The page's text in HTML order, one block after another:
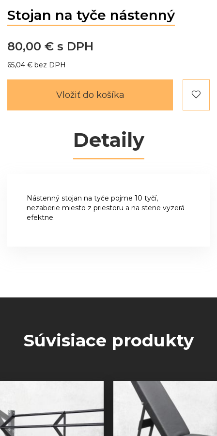
Stojan na tyče nástenný
80,00 €
65,04 €
Vložiť do košíka
Detaily
Nástenný stojan na tyče pojme 10 tyčí,
nezaberie miesto z priestoru a na stene vyzerá
efektne.
Súvisiace produkty